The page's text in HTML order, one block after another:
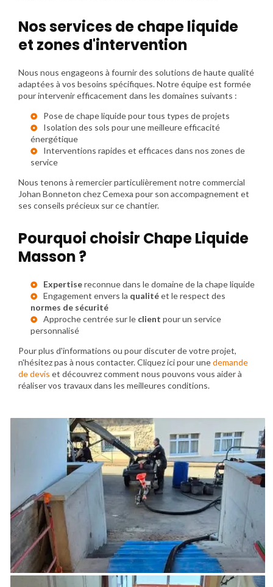
Nos services de chape liquide
et zones d'intervention
Nous nous engageons à fournir des solutions de haute qualité
adaptées à vos besoins spécifiques. Notre équipe est formée
pour intervenir efficacement dans les domaines suivants :
Pose de chape liquide pour tous types de projets
Isolation des sols pour une meilleure efficacité
énergétique
Interventions rapides et efficaces dans nos zones de
service
Nous tenons à remercier particulièrement notre commercial
Johan Bonneton chez Cemexa pour son accompagnement et
ses conseils précieux sur ce chantier.
Pourquoi choisir Chape Liquide
Masson ?
Expertisereconnue dans le domaine de la chape liquide
Engagement envers la qualitéet le respect des
normes de sécurité
Approche centrée sur le client pour un service
personnalisé
Pour plus d'informations ou pour discuter de votre projet,
n'hésitez pas à nous contacter. Cliquez ici pour unedemande
de devis et découvrez comment nous pouvons vous aider à
réaliser vos travaux dans les meilleures conditions.